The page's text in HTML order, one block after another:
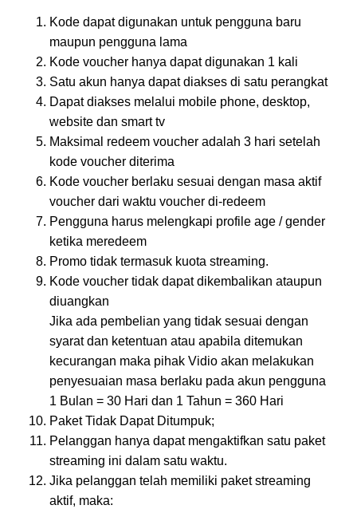
Kode dapat digunakan untuk pengguna baru
maupun pengguna lama
Kode voucher hanya dapat digunakan 1 kali
Satu akun hanya dapat diakses di satu perangkat
Dapat diakses melalui mobile phone, desktop,
website dan smart tv
Maksimal redeem voucher adalah 3 hari setelah
kode voucher diterima
Kode voucher berlaku sesuai dengan masa aktif
voucher dari waktu voucher di-redeem
Pengguna harus melengkapi profile age / gender
ketika meredeem
Promo tidak termasuk kuota streaming.
Kode voucher tidak dapat dikembalikan ataupun
diuangkan
Jika ada pembelian yang tidak sesuai dengan
syarat dan ketentuan atau apabila ditemukan
kecurangan maka pihak Vidio akan melakukan
penyesuaian masa berlaku pada akun pengguna
1 Bulan = 30 Hari dan 1 Tahun = 360 Hari
Paket Tidak Dapat Ditumpuk;
Pelanggan hanya dapat mengaktifkan satu paket
streaming ini dalam satu waktu.
Jika pelanggan telah memiliki paket streaming
aktif, maka: